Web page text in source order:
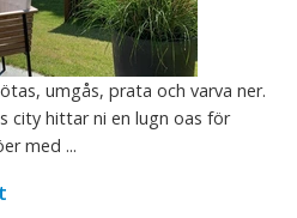
umgås, prata och varva ner.
city hittar ni en lugn oas för
med ...